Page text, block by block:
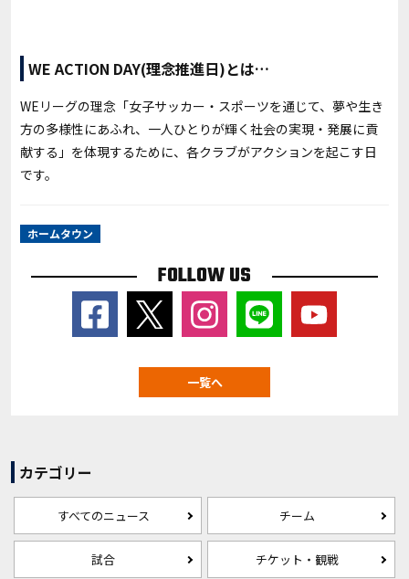
WE ACTION DAY(理念推進日)とは…
WEリーグの理念「女子サッカー・スポーツを通じて、夢や生き
方の多様性にあふれ、一人ひとりが輝く社会の実現・発展に貢
献する」を体現するために、各クラブがアクションを起こす日
です。
ホームタウン
FOLLOW US
一覧へ
カテゴリー
すべてのニュース チーム
試合 チケット・観戦